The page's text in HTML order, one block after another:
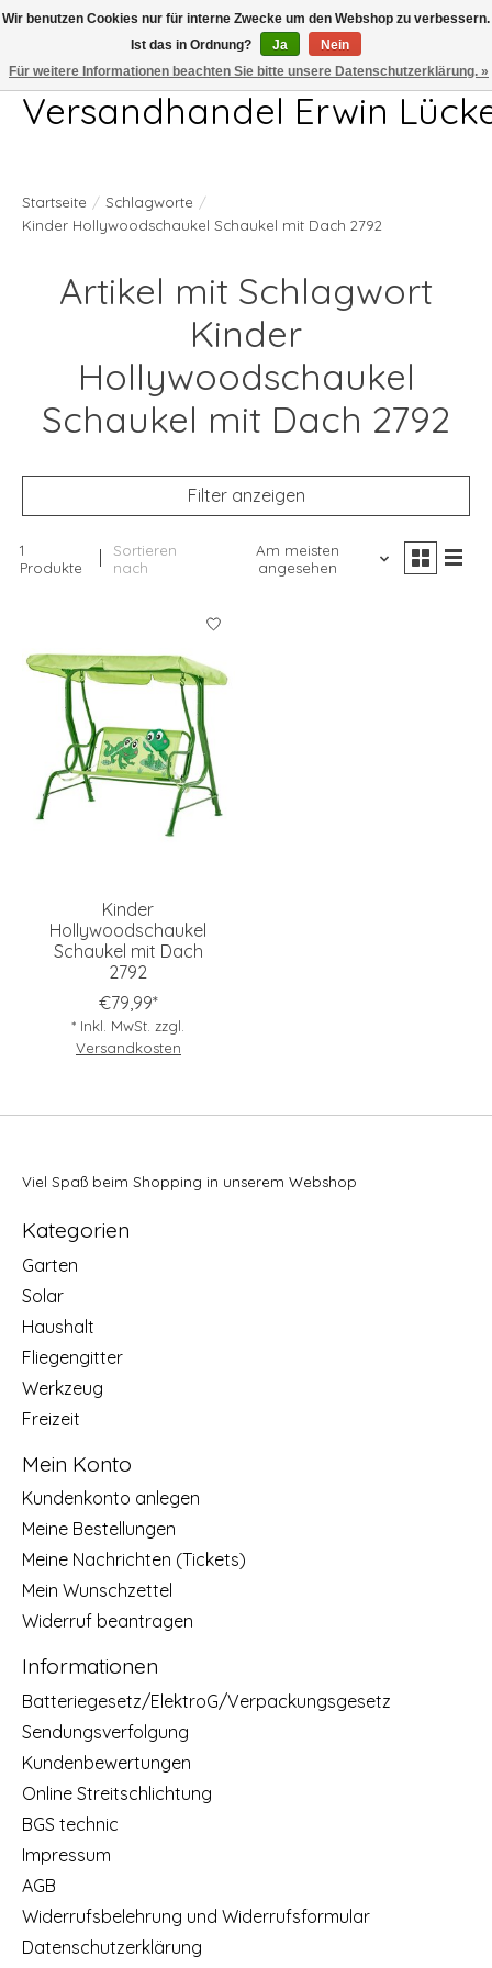
Telefon 04407 715872 MO-DO 7.00-17.00Uhr FR 7.00-13.00Uhr
Versandhandel Erwin
Startseite / Schlagworte /
Kinder Hollywoodschaukel Schaukel mit Dach 2792
Artikel mit Schlagwort
Kinder
Hollywoodschaukel
Schaukel mit Dach 2792
Filter anzeigen
1
Produkte
Sortieren
nach
Am meisten
angesehen
Kinder
Hollywoodschaukel
Schaukel mit Dach
2792
€79,99*
* Inkl. MwSt. zzgl.
Versandkosten
Viel Spaß beim Shopping in unserem Webshop
Kategorien
Garten
Solar
Haushalt
Fliegengitter
Werkzeug
Freizeit
Mein Konto
Kundenkonto anlegen
Meine Bestellungen
Meine Nachrichten (Tickets)
Mein Wunschzettel
Widerruf beantragen
Informationen
Batteriegesetz/ElektroG/Verpackungsgesetz
Sendungsverfolgung
Kundenbewertungen
Online Streitschlichtung
BGS technic
Impressum
AGB
Widerrufsbelehrung und Widerrufsformular
Datenschutzerklärung
Wir benutzen Cookies nur für interne Zwecke um den Webshop zu verbessern.
Ist das in Ordnung?
Ja
Nein
Für weitere Informationen beachten Sie bitte unsere Datenschutzerklärung. »